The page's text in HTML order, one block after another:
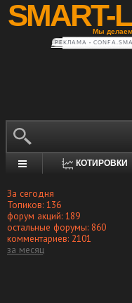
SMART-
Мы делаем
РЕКЛАМА •
КОТИРОВКИ
За сегодня
Топиков: 136
форум акций: 189
остальные форумы: 860
комментариев: 2101
за месяц